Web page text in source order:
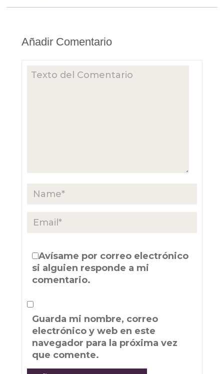
Añadir Comentario
Avísame por correo electrónico
si alguien responde a mi
comentario.
Guarda mi nombre, correo
electrónico y web en este
navegador para la próxima vez
que comente.